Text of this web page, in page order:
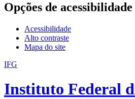
Opções de acessibilidade
Acessibilidade
Alto contraste
Mapa do site
IFG
Instituto Federal